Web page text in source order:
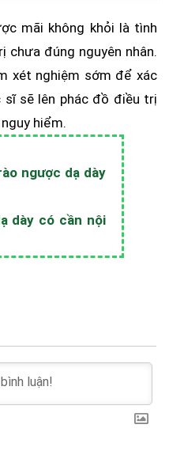
mãi không khỏi là tình
chưa đúng nguyên nhân.
xét nghiệm sớm để xác
sẽ lên phác đồ điều trị
hiểm.
ngược dạ dày
dày có cần nội